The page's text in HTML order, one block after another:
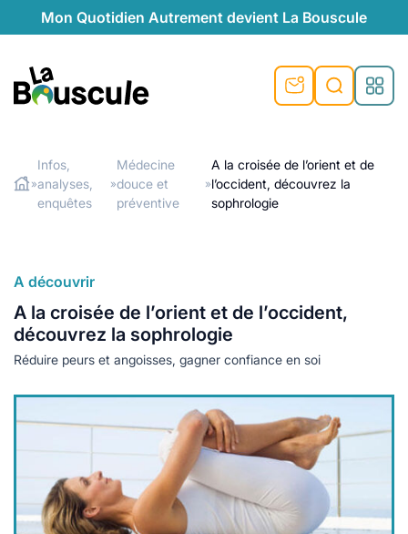
Mon Quotidien Autrement devient La Bouscule
et durable
au naturel
végétariennes
locales
plus de recyclage
naturel
témoignages
saison
Rechercher
»
Infos,
analyses,
enquêtes
»
Médecine
douce et
préventive
»
A la croisée de l’orient et de
l’occident, découvrez la
sophrologie
A découvrir
A la croisée de l’orient et de l’occident,
découvrez la sophrologie
Réduire peurs et angoisses, gagner confiance en soi